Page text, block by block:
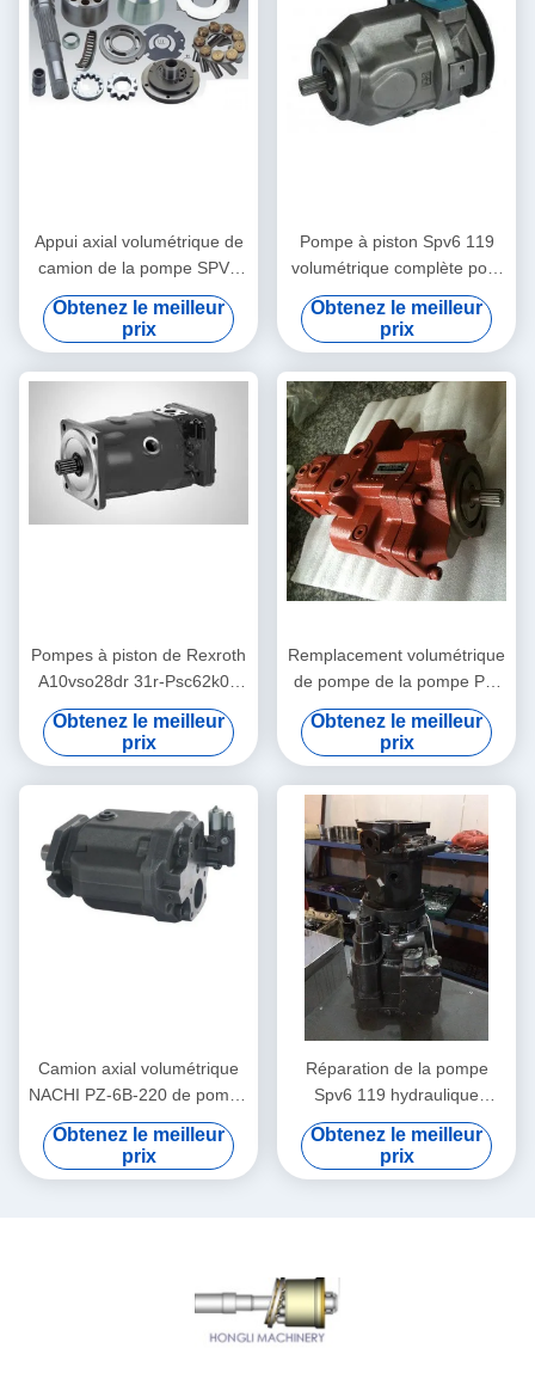
Appui axial volumétrique de
camion de la pompe SPV6
119 P.M. de Rexroth
Obtenez le meilleur
prix
Pompe à piston Spv6 119
volumétrique complète pour
la machine lourde
Obtenez le meilleur
prix
Pompes à piston de Rexroth
A10vso28dr 31r-Psc62k01
volumétriques
Obtenez le meilleur
prix
Remplacement volumétrique
de pompe de la pompe Pz-
6b-220 hydraulique/à piston
de Nachi
Obtenez le meilleur
prix
Camion axial volumétrique
NACHI PZ-6B-220 de pompe
de pompe concrète
Obtenez le meilleur
prix
Réparation de la pompe
Spv6 119 hydraulique
volumétrique pour
l'excavatrice de KOMATSU
Obtenez le meilleur
prix